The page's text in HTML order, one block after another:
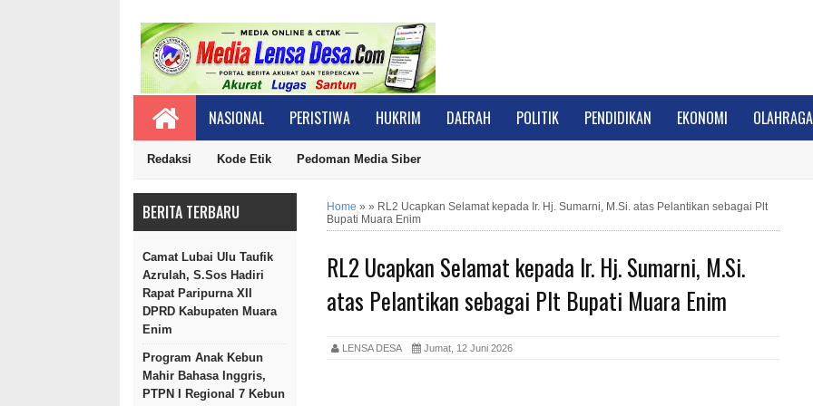
NASIONAL PERISTIWA HUKRIM DAERAH POLITIK PENDIDIKAN EKONOMI OLAHRAGA
Redaksi Kode Etik Pedoman Media Siber
BERITA TERBARU
Camat Lubai Ulu Taufik
Azrulah, S.Sos Hadiri
Rapat Paripurna XII
DPRD Kabupaten Muara
Enim
Program Anak Kebun
Mahir Bahasa Inggris,
PTPN I Regional 7 Kebun
Home » » RL2 Ucapkan Selamat kepada Ir. Hj. Sumarni, M.Si. atas Pelantikan sebagai Plt
Bupati Muara Enim
RL2 Ucapkan Selamat kepada Ir. Hj. Sumarni, M.Si.
atas Pelantikan sebagai Plt Bupati Muara Enim
LENSA DESA Jumat, 12 Juni 2026